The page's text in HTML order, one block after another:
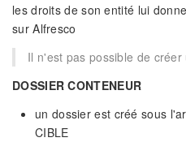
les droits de son entité lui
sur Alfresco
Il n'est pas possible de créer
DOSSIER CONTENEUR
un dossier est créé sous
CIBLE